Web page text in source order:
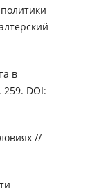
в
DOI:
//